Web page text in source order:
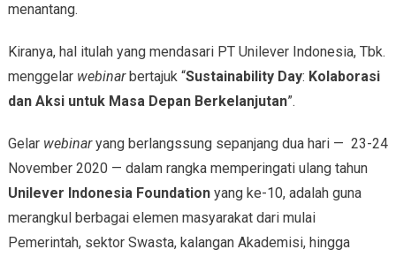
menantang.
Kiranya, hal itulah yang mendasari PT Unilever Indonesia, Tbk.
menggelar webinarbertajuk “Sustainability Day: Kolaborasi
dan Aksi untuk Masa Depan Berkelanjutan”.
Gelar webinaryang berlangssung sepanjang dua hari — 23-24
November 2020 — dalam rangka memperingati ulang tahun
Unilever Indonesia Foundationyang ke-10, adalah guna
merangkul berbagai elemen masyarakat dari mulai
Pemerintah, sektor Swasta, kalangan Akademisi, hingga